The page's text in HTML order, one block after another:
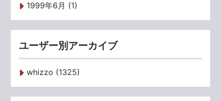
1999年6月 (1)
ユーザー別アーカイブ
whizzo (1325)